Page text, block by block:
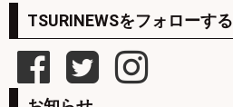
TSURINEWSをフォローする